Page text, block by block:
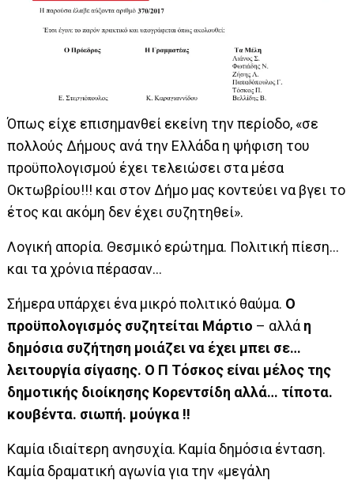
Όπως είχε επισημανθεί εκείνη την περίοδο, «σε
πολλούς Δήμους ανά την Ελλάδα η ψήφιση του
προϋπολογισμού έχει τελειώσει στα μέσα
Οκτωβρίου!!! και στον Δήμο μας κοντεύει να βγει το
έτος και ακόμη δεν έχει συζητηθεί».
Λογική απορία. Θεσμικό ερώτημα. Πολιτική πίεση…
και τα χρόνια πέρασαν…
Σήμερα υπάρχει ένα μικρό πολιτικό θαύμα. Ο
προϋπολογισμός συζητείται Μάρτιο – αλλάη
δημόσια συζήτηση μοιάζει να έχει μπει σε…
λειτουργία σίγασης. Ο Π Τόσκος είναι μέλος της
δημοτικής διοίκησης Κορεντσίδη αλλά… τίποτα.
κουβέντα. σιωπή. μούγκα !!
Καμία ιδιαίτερη ανησυχία. Καμία δημόσια ένταση.
Καμία δραματική αγωνία για την «μεγάλη